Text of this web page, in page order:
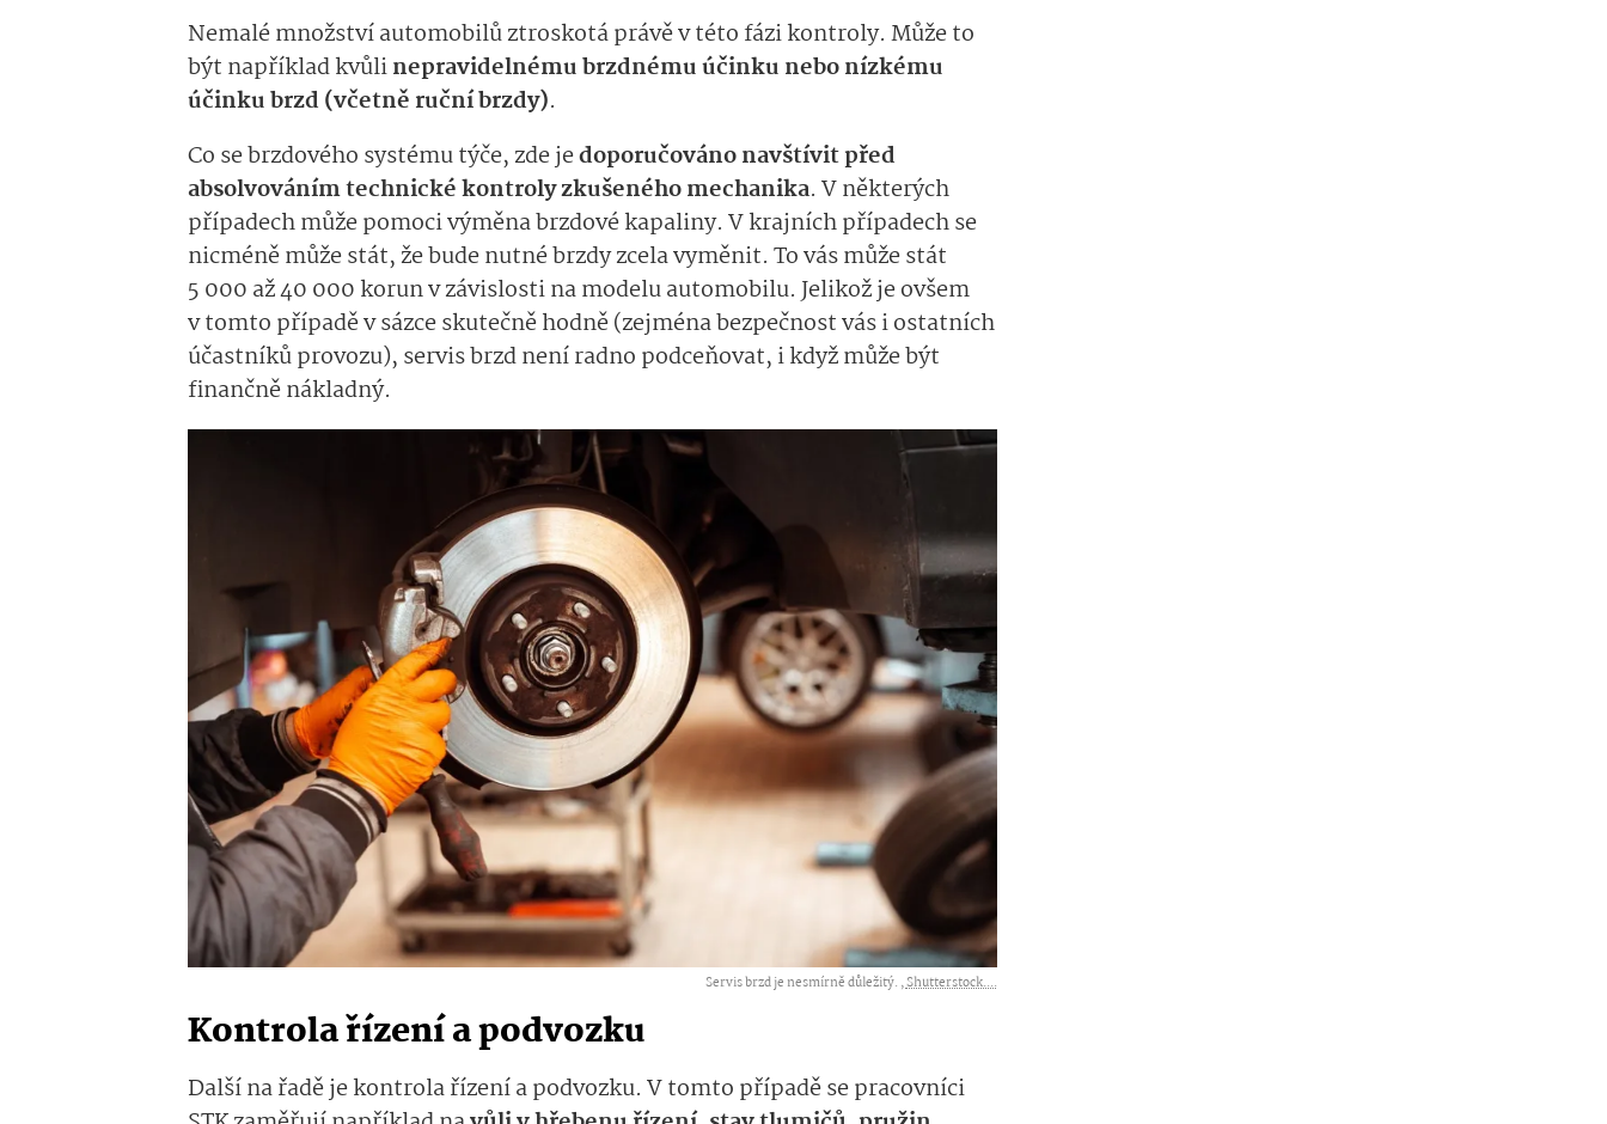
Nemalé množství automobilů ztroskotá právě v této fázi kontroly. Může to
být například kvůlinepravidelnému brzdnému účinku nebo nízkému
účinku brzd (včetně ruční brzdy).
Co se brzdového systému týče, zde jedoporučováno navštívit před
absolvováním technické kontroly zkušeného mechanika. V některých
případech může pomoci výměna brzdové kapaliny. V krajních případech se
nicméně může stát, že bude nutné brzdy zcela vyměnit. To vás může stát
5 000 až 40 000 korun v závislosti na modelu automobilu. Jelikož je ovšem
v tomto případě v sázce skutečně hodně (zejména bezpečnost vás i ostatních
účastníků provozu), servis brzd není radno podceňovat, i když může být
finančně nákladný.
Servis brzd je nesmírně důležitý. ,Shutterstock....
Kontrola řízení a podvozku
Další na řadě je kontrola řízení a podvozku. V tomto případě se pracovníci